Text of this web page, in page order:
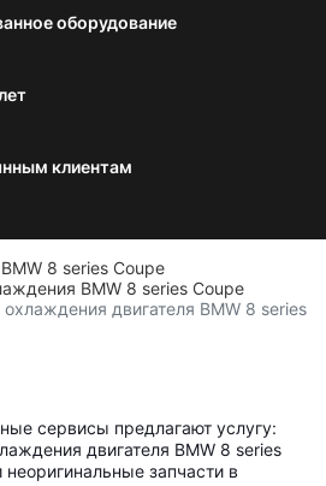
оборудование
клиентам
8 series Coupe
BMW 8 series Coupe
двигателя BMW 8 series
сервисы предлагают услугу:
двигателя BMW 8 series
запчасти в